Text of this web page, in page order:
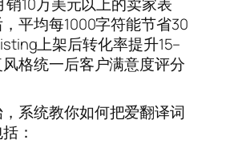
平均每1000字符能节省30
上架后转化率提升15–
格统一后客户满意度评分
系统教你如何把爱翻译词
：